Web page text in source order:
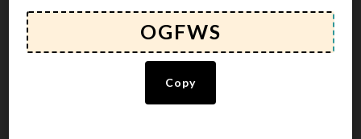
سبورتر Sporter
متجر إيفكت إكس | EffectX
Copy